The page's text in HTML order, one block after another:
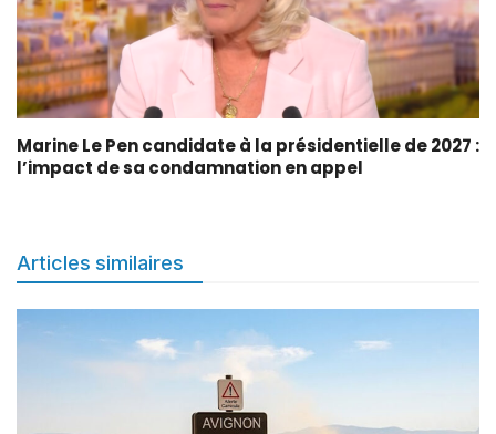
Marine Le Pen candidate à la présidentielle de 2027 :
l’impact de sa condamnation en appel
Articles similaires